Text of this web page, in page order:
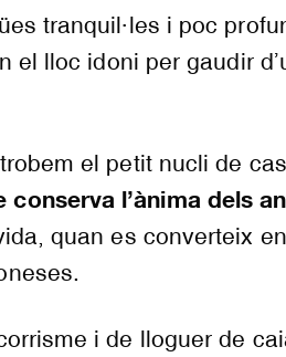
tranquil·les i poc
el lloc idoni per gaudir
el petit nucli de
conserva l’ànima dels
quan es converteix
i de lloguer de